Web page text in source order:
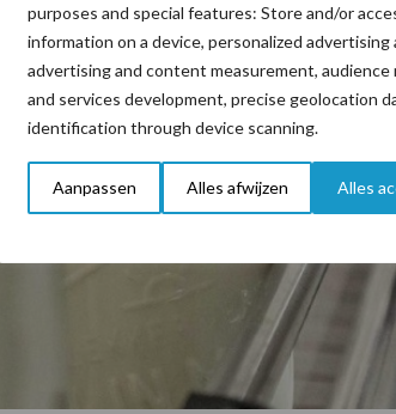
purposes and special features: Store and/or
information on a device, personalized
advertising and content measurement, audience
and services development, precise geolocation
identification through device scanning.
Aanpassen Alles afwijzen Alles